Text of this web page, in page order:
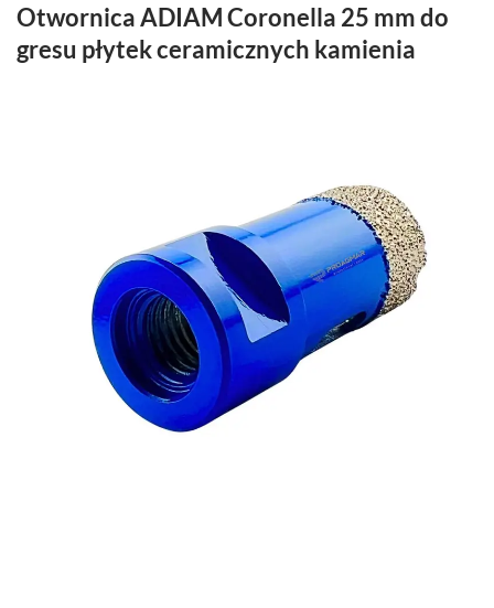
Otwornica ADIAM Coronella 25 mm do
gresu płytek ceramicznych kamienia